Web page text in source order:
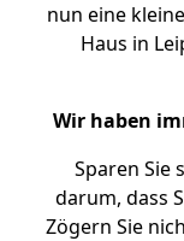
nun eine
Haus in
Wir haben
Sparen Sie
darum, dass
Zögern Sie